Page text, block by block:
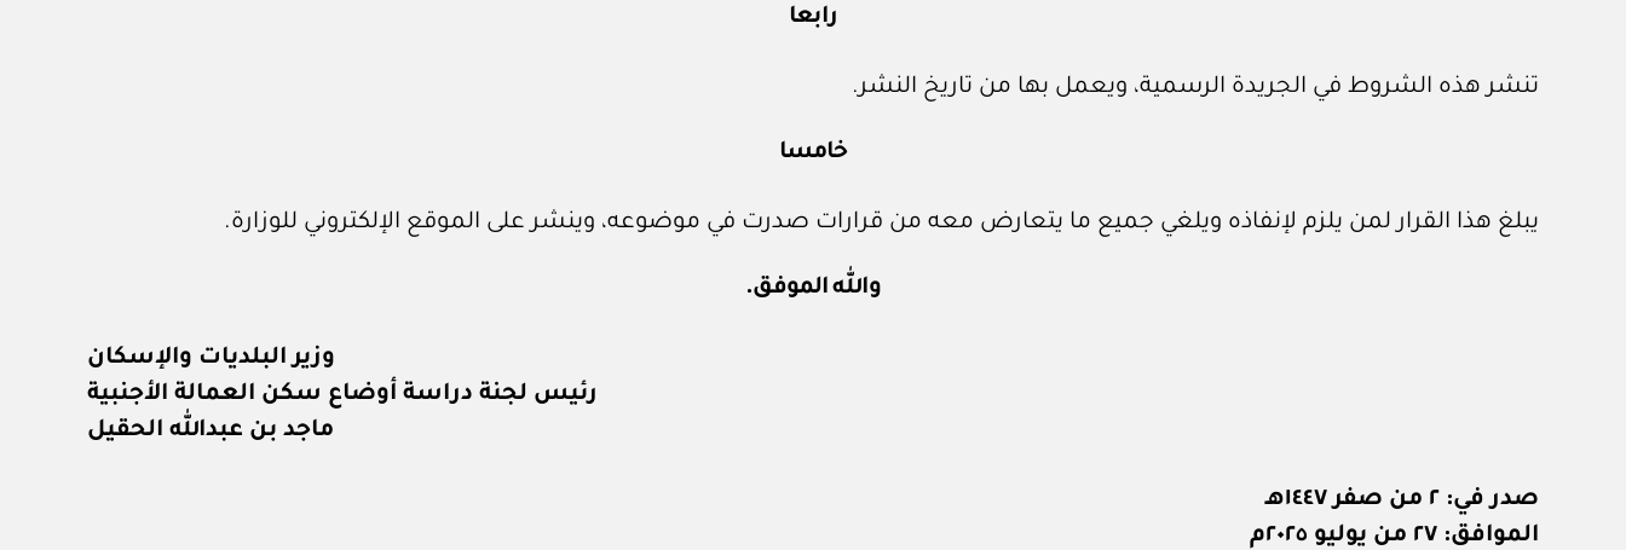
رابعا
تنشر هذه الشروط في الجريدة الرسمية، ويعمل بها من تاريخ النشر.
خامسا
يبلغ هذا القرار لمن يلزم لإنفاذه ويلغي جميع ما يتعارض معه من قرارات صدرت في موضوعه، وينشر على الموقع الإلكتروني للوزارة.
والله الموفق.
وزير البلديات والإسكان
رئيس لجنة دراسة أوضاع سكن العمالة الأجنبية
ماجد بن عبدالله الحقيل
صدر في: ٢ من صفر ١٤٤٧هـ
الموافق: ٢٧ من يوليو ٢٠٢٥م